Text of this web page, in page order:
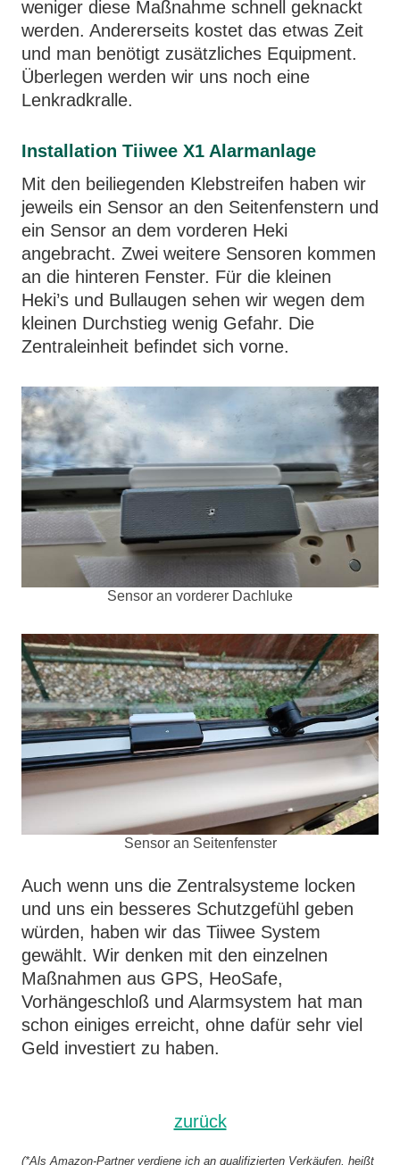
weniger diese Maßnahme schnell geknackt
werden. Andererseits kostet das etwas Zeit
und man benötigt zusätzliches Equipment.
Überlegen werden wir uns noch eine
Lenkradkralle.
Installation Tiiwee X1 Alarmanlage
Mit den beiliegenden Klebstreifen haben wir
jeweils ein Sensor an den Seitenfenstern und
ein Sensor an dem vorderen Heki
angebracht. Zwei weitere Sensoren kommen
an die hinteren Fenster. Für die kleinen
Heki’s und Bullaugen sehen wir wegen dem
kleinen Durchstieg wenig Gefahr. Die
Zentraleinheit befindet sich vorne.
Sensor an vorderer Dachluke
Sensor an Seitenfenster
Auch wenn uns die Zentralsysteme locken
und uns ein besseres Schutzgefühl geben
würden, haben wir das Tiiwee System
gewählt. Wir denken mit den einzelnen
Maßnahmen aus GPS, HeoSafe,
Vorhängeschloß und Alarmsystem hat man
schon einiges erreicht, ohne dafür sehr viel
Geld investiert zu haben.
zurück
(*Als Amazon-Partner verdiene ich an qualifizierten Verkäufen, heißt